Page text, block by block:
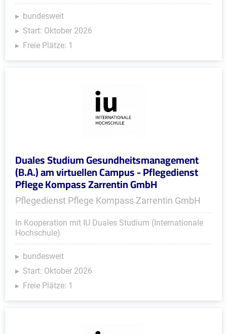
bundesweit
Start: Oktober 2026
Freie Plätze: 1
Duales Studium Gesundheitsmanagement
(B.A.) am virtuellen Campus - Pflegedienst
Pflege Kompass Zarrentin GmbH
Pflegedienst Pflege Kompass Zarrentin GmbH
In Kooperation mit IU Duales Studium (Internationale
Hochschule)
bundesweit
Start: Oktober 2026
Freie Plätze: 1